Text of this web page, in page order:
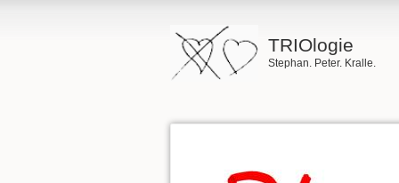
TRIOlogie
Stephan. Peter. Kralle.